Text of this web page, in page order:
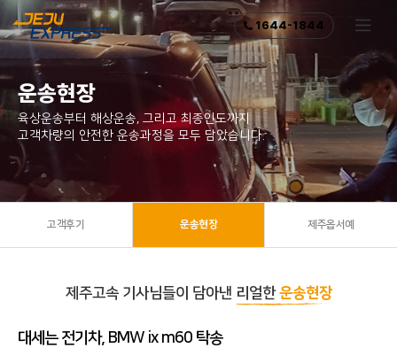
1644-1844
운송현장
육상운송부터 해상운송, 그리고 최종인도까지
고객차량의 안전한 운송과정을 모두 담았습니다.
고객후기 운송현장 제주옵서예
제주고속 기사님들이 담아낸 리얼한운송현장
대세는 전기차, BMW ix m60 탁송